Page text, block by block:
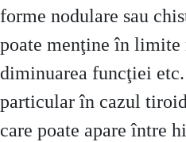
forme nodulare sau
poate menţine în
diminuarea funcţiei
particular în cazul
care poate apare între